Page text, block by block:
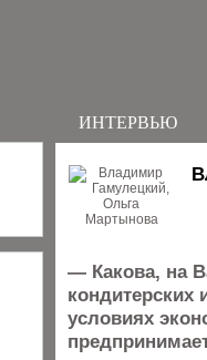
ИНТЕРВЬЮ
— Какова, на
условиях